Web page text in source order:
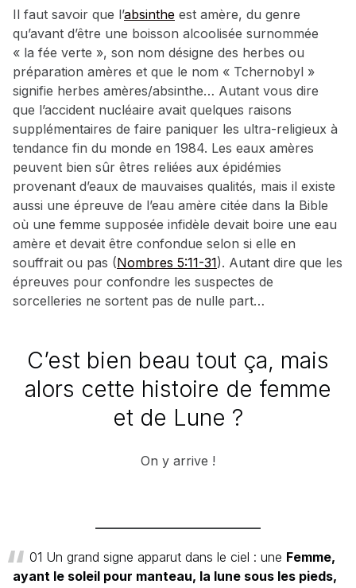
Il faut savoir que l’absinthe est amère, du genre
qu’avant d’être une boisson alcoolisée surnommée
« la fée verte », son nom désigne des herbes ou
préparation amères et que le nom « Tchernobyl »
signifie herbes amères/absinthe… Autant vous dire
que l’accident nucléaire avait quelques raisons
supplémentaires de faire paniquer les ultra-religieux à
tendance fin du monde en 1984. Les eaux amères
peuvent bien sûr êtres reliées aux épidémies
provenant d’eaux de mauvaises qualités, mais il existe
aussi une épreuve de l’eau amère citée dans la Bible
où une femme supposée infidèle devait boire une eau
amère et devait être confondue selon si elle en
souffrait ou pas (Nombres 5:11-31). Autant dire que les
épreuves pour confondre les suspectes de
sorcelleries ne sortent pas de nulle part…
C’est bien beau tout ça, mais
alors cette histoire de femme
et de Lune ?
On y arrive !
01 Un grand signe apparut dans le ciel : une Femme,
ayant le soleil pour manteau, la lune sous les pieds,